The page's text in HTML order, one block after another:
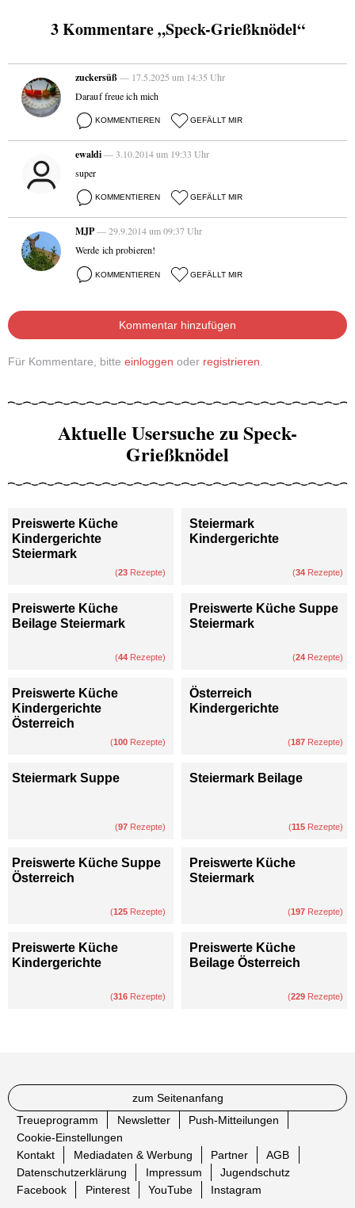
3 Kommentare „Speck-Grießknödel“
zuckersüß— 17.5.2025 um 14:35 Uhr
Darauf freue ich mich
KOMMENTIEREN GEFÄLLT MIR
ewaldi— 3.10.2014 um 19:33 Uhr
super
KOMMENTIEREN GEFÄLLT MIR
MJP— 29.9.2014 um 09:37 Uhr
Werde ich probieren!
KOMMENTIEREN GEFÄLLT MIR
Kommentar hinzufügen
Für Kommentare, bitte einloggen oder registrieren
Aktuelle Usersuche zu Speck-
Grießknödel
Preiswerte Küche
Kindergerichte
Steiermark
(23 Rezepte)
Steiermark
Kindergerichte
(34 Rezepte)
Preiswerte Küche
Beilage Steiermark
(44 Rezepte)
Preiswerte Küche Suppe
Steiermark
(24 Rezepte)
Preiswerte Küche
Kindergerichte
Österreich
(100 Rezepte)
Österreich
Kindergerichte
(187 Rezepte)
Steiermark Suppe
(97 Rezepte)
Steiermark Beilage
(115 Rezepte)
Preiswerte Küche Suppe
Österreich
(125 Rezepte)
Preiswerte Küche
Steiermark
(197 Rezepte)
Preiswerte Küche
Kindergerichte
(316 Rezepte)
Preiswerte Küche
Beilage Österreich
(229 Rezepte)
zum Seitenanfang
Treueprogramm
Newsletter
Push-Mitteilungen
Cookie-Einstellungen
Kontakt
Mediadaten & Werbung Partner
AGB
Datenschutzerklärung
Impressum
Jugendschutz
Facebook
Pinterest YouTube Instagram